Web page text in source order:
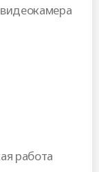
работа